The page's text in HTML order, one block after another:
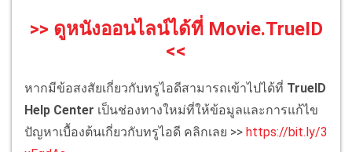
>> ดูหนังออนไลน์ได้ที่ Movie.TrueID
<<
หากมีข้อสงสัยเกี่ยวกับทรูไอดีสามารถเข้าไปได้ที่ TrueID
Help Center เป็นช่องทางใหม่ที่ให้ข้อมูลและการแก้ไข
ปัญหาเบื้องต้นเกี่ยวกับทรูไอดี คลิกเลย >> https://bit.ly/3